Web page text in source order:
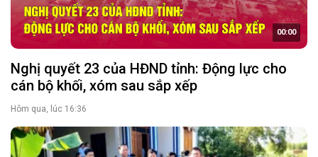
00:00
Nghị quyết 23 của HĐND tỉnh: Động lực cho
cán bộ khối, xóm sau sắp xếp
Hôm qua, lúc 16:36